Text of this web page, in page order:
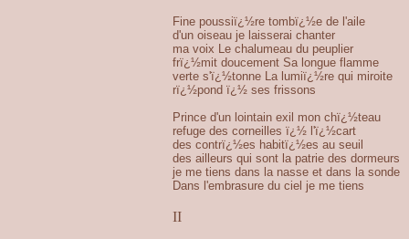
Fine poussiï¿½re tombï¿½e de l'aile
d'un oiseau je laisserai chanter
ma voix Le chalumeau du peuplier
frï¿½mit doucement Sa longue flamme
verte s'ï¿½tonne La lumiï¿½re qui miroite
rï¿½pond ï¿½ ses frissons
Prince d'un lointain exil mon chï¿½teau
refuge des corneilles ï¿½ l'ï¿½cart
des contrï¿½es habitï¿½es au seuil
des ailleurs qui sont la patrie des dormeurs
je me tiens dans la nasse et dans la sonde
Dans l'embrasure du ciel je me tiens
II